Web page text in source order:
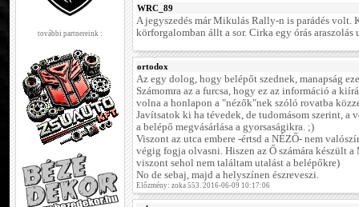
további partnereink :
WRC_89
A jegyszedés már Mikulás Rally-n is parádés
körforgalomban állt a sor. Cirka egy órás araszolás
ortodox
Az egy dolog, hogy belépőt szednek, manapság
Számomra az a furcsa, hogy ez az információ a
volna a honlapon a "nézők"nek szóló rovatba
Javítsatok ki ha tévedek, de tudomásom szerint, a
a belépő megvásárlása a gyorsaságikra. ;)
Viszont az utca embere -értsd a NÉZŐ- nem
végig fogja olvasni. Hiszen az Ő számára készült a
viszont sehol nem találtam utalást a belépőkre)
No de sebaj, majd a helyszínen észreveszi.
Előzmény: zoka 553. 2016-06-09 10:17:06